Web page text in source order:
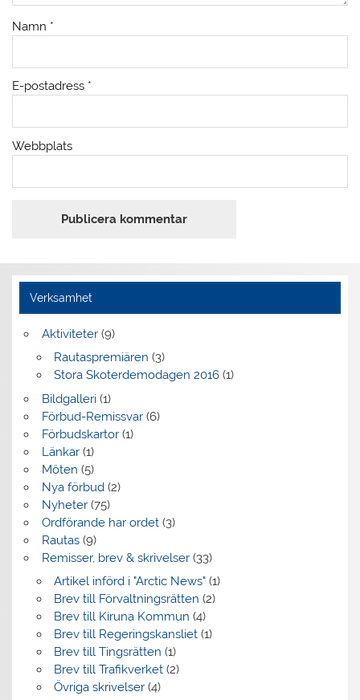
Namn *
E-postadress *
Webbplats
Verksamhet
Aktiviteter(9)
Rautaspremiären (3)
Stora Skoterdemodagen 2016(1)
Bildgalleri(1)
Förbud-Remissvar(6)
Förbudskartor(1)
Länkar(1)
Möten (5)
Nya förbud(2)
Nyheter(75)
Ordförande har ordet(3)
Rautas(9)
Remisser, brev & skrivelser(33)
Artikel införd i "Arctic News"(1)
Brev till Förvaltningsrätten (2)
Brev till Kiruna Kommun (4)
Brev till Regeringskansliet(1)
Brev till Tingsrätten (1)
Brev till Trafikverket(2)
Övriga skrivelser(4)